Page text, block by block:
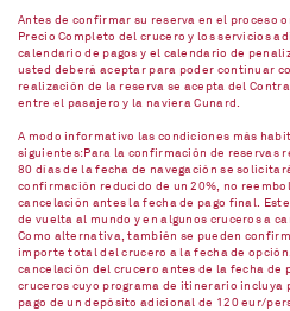
Antes de confirmar su reserva en el proceso
Precio Completo del crucero y los servicios
calendario de pagos y el calendario de
usted deberá aceptar para poder continuar
realización de la reserva se acepta del
entre el pasajero y la naviera Cunard.
A modo informativo las condiciones más
siguientes:Para la confirmación de reservas
80 días de la fecha de navegación se
confirmación reducido de un 20%, no
cancelación antes la fecha de pago final.
de vuelta al mundo y en algunos cruceros a
Como alternativa, también se pueden
importe total del crucero a la fecha de
cancelación del crucero antes de la fecha
cruceros cuyo programa de itinerario
pago de un depósito adicional de 120 eur/